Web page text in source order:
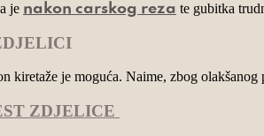
je nakon carskog reza te gubitka
kiretaže je moguća. Naime, zbog
ZDJELICE